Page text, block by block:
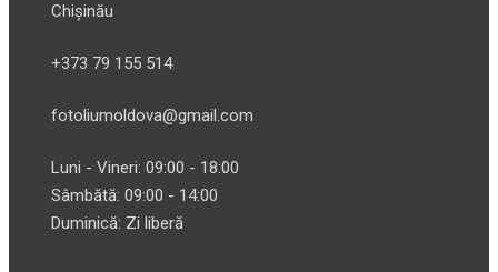
Chișinău
+373 79 155 514
fotoliumoldova@gmail.com
Luni - Vineri: 09:00 - 18:00
Sâmbătă: 09:00 - 14:00
Duminică: Zi liberă